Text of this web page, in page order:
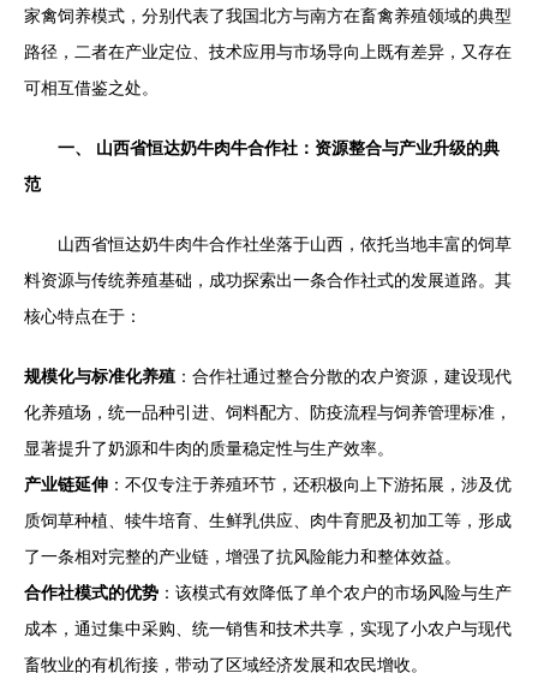
家禽饲养模式，分别代表了我国北方与南方在畜禽养殖领域的典型
路径，二者在产业定位、技术应用与市场导向上既有差异，又存在
可相互借鉴之处。
一、 山西省恒达奶牛肉牛合作社：资源整合与产业升级的典
范
山西省恒达奶牛肉牛合作社坐落于山西，依托当地丰富的饲草
料资源与传统养殖基础，成功探索出一条合作社式的发展道路。其
核心特点在于：
规模化与标准化养殖 ：合作社通过整合分散的农户资源，建设现代
化养殖场，统一品种引进、饲料配方、防疫流程与饲养管理标准，
显著提升了奶源和牛肉的质量稳定性与生产效率。
产业链延伸 ：不仅专注于养殖环节，还积极向上下游拓展，涉及优
质饲草种植、犊牛培育、生鲜乳供应、肉牛育肥及初加工等，形成
了一条相对完整的产业链，增强了抗风险能力和整体效益。
合作社模式的优势 ：该模式有效降低了单个农户的市场风险与生产
成本，通过集中采购、统一销售和技术共享，实现了小农户与现代
畜牧业的有机衔接，带动了区域经济发展和农民增收。